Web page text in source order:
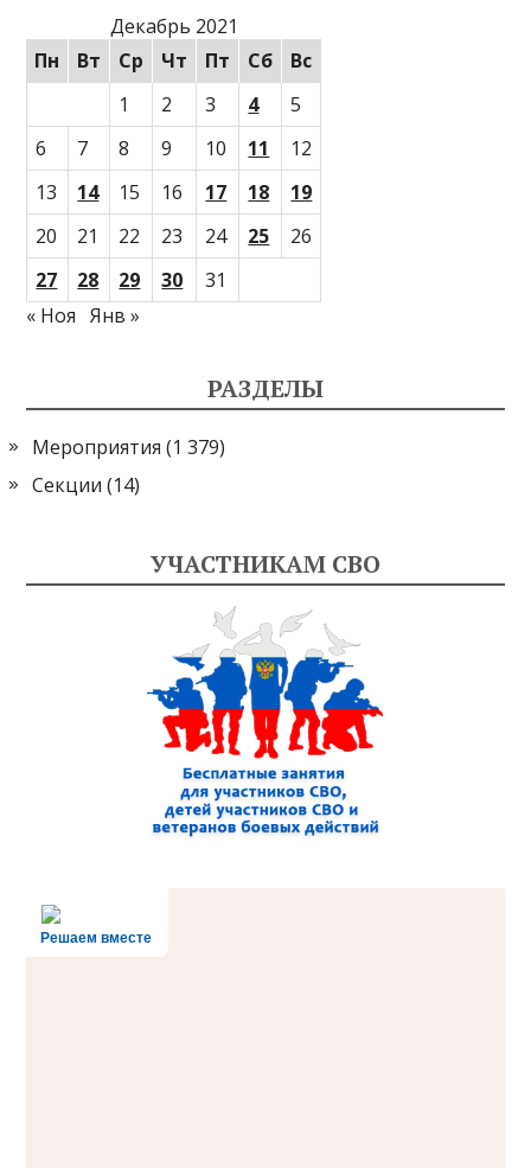
Декабрь 2021
Пн
Вт Ср Чт Пт Сб
Вс
1
2 3 4
5
6
7 8 9 10 11
12
13
14 15 16 17 18
19
20
21 22 23 24 25
26
27
28 29 30
31
« Ноя
Янв »
РАЗДЕЛЫ
Мероприятия (1 379)
Секции (14)
УЧАСТНИКАМ СВО
Решаем вместе